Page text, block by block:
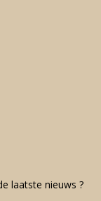
laatste nieuws ?